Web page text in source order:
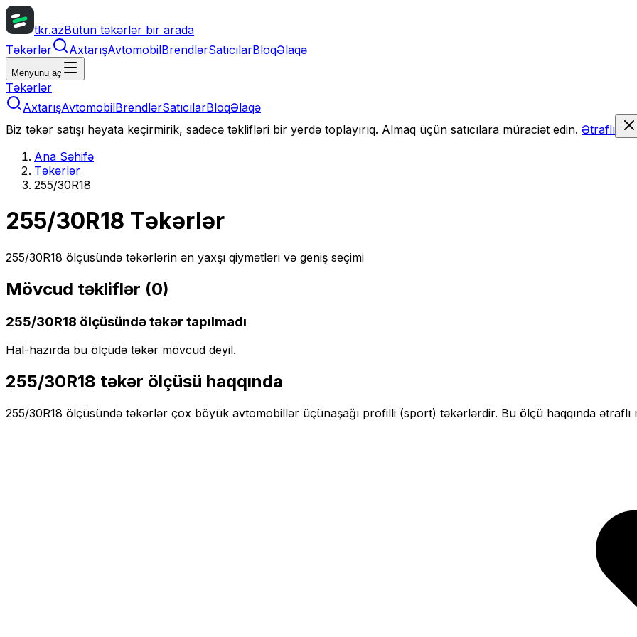
tkr.azBütün təkərlər bir arada
Təkərlər
AxtarışAvtomobilBrendlərSatıcılarBloqƏlaqə
Menyunu aç
Təkərlər
AxtarışAvtomobilBrendlərSatıcılarBloqƏlaqə
Biz təkər satışı həyata keçirmirik, sadəcə təklifləri bir yerdə toplayırıq. Almaq üçün satıcılara müraciət edin. Ətraflı
Ana Səhifə
Təkərlər
255/30R18
255/30R18 Təkərlər
255/30R18 ölçüsündə təkərlərin ən yaxşı qiymətləri və geniş seçimi
Mövcud təkliflər (0)
255/30R18 ölçüsündə təkər tapılmadı
Hal-hazırda bu ölçüdə təkər mövcud deyil.
255/30R18 təkər ölçüsü haqqında
255/30R18 ölçüsündə təkərlər çox böyük avtomobillər üçünaşağı profilli (sport) təkərlərdir. Bu ölçü haqqında ətraflı